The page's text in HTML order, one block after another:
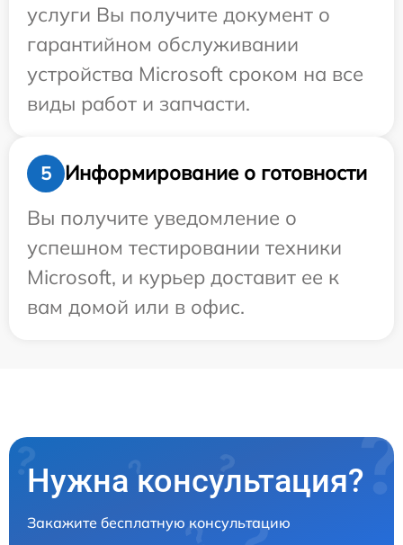
услуги Вы получите документ о
гарантийном обслуживании
устройства Microsoft сроком на все
виды работ и запчасти.
5
Информирование о готовности
Вы получите уведомление о
успешном тестировании техники
Microsoft, и курьер доставит ее к
вам домой или в офис.
Нужна консультация?
Закажите бесплатную консультацию